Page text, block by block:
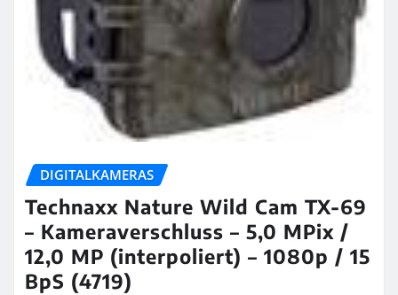
DIGITALKAMERAS
Technaxx Nature Wild Cam TX-69
– Kameraverschluss – 5,0 MPix /
12,0 MP (interpoliert) – 1080p / 15
BpS (4719)